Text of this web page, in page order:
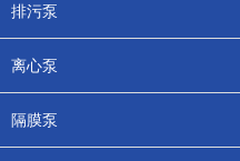
排污泵
离心泵
隔膜泵